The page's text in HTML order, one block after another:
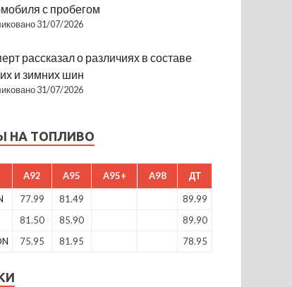
с пробегом
31/07/2026
рассказал о различиях в составе
и зимних шин
31/07/2026
НА ТОПЛИВО
A92 A95 A95+ A98 ДТ
77.99 81.49
89.99
81.50 85.90
89.90
75.95 81.95 78.95